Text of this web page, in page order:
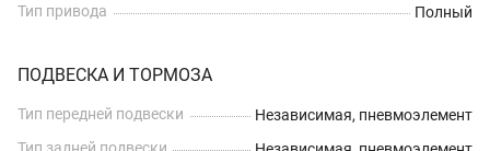
Тип привода
Полный
ПОДВЕСКА И ТОРМОЗА
Тип передней подвески
Независимая, пневмоэлемент